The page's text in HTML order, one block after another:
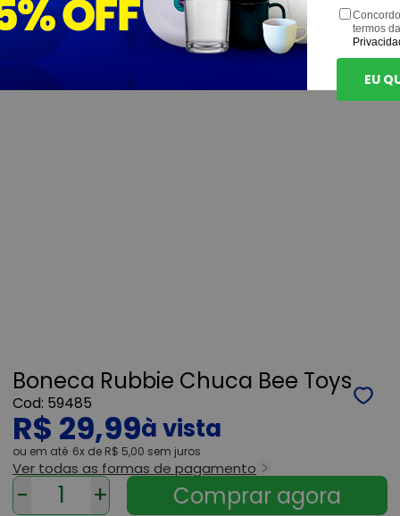
Boneca Rubbie Chuca Bee Toys
59485
R$ 29,99
ou 6x de R$ 5,00 sem juros
Ver todas as formas de pagamento
- +
termos
EU